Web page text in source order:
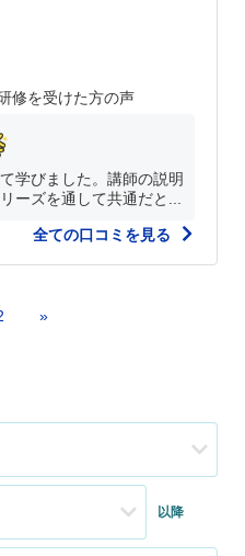
修を受けた方の声
学びました。講師の説明
ーズを通して共通だと...
全ての口コミを見る
»
以降